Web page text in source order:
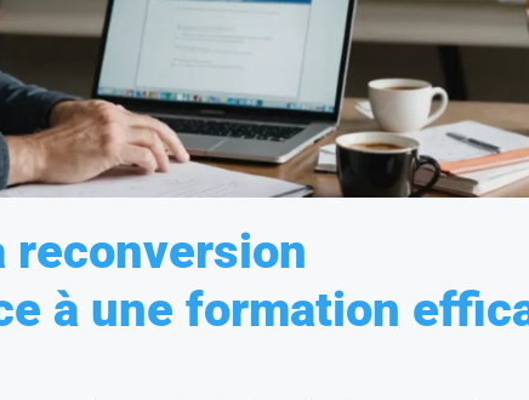
reconversion
à une formation